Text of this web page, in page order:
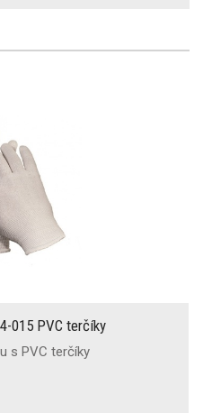
015 PVC terčíky
s PVC terčíky